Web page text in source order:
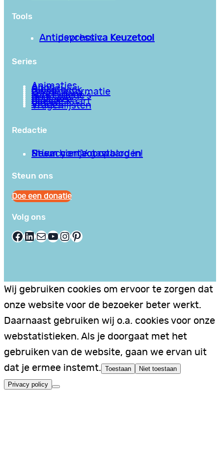
Tools
Antipsychotica Keuzetool
Antidepressiva Keuzetool
Series
Animaties
Apps
Bibliotheek
Goede informatie
Kennisbank
Mini college’s
Podcasts
Reviews
Sociale Kaart
Video’s
Vragenlijsten
Redactie
Privacy en Voorwaarden
Stuur hier je gastblog in!
Neem contact op
Steun ons
Doe een donatie
Volg ons
Facebook LinkedIn E-mail YouTube InstagramPinterest
Wij gebruiken cookies om ervoor te zorgen dat
onze website voor de bezoeker beter werkt.
Daarnaast gebruiken wij o.a. cookies voor onze
webstatistieken. Als je doorgaat met het
gebruiken van de website, gaan we ervan uit
dat je ermee instemt. Toestaan Niet toestaan
Privacy policy